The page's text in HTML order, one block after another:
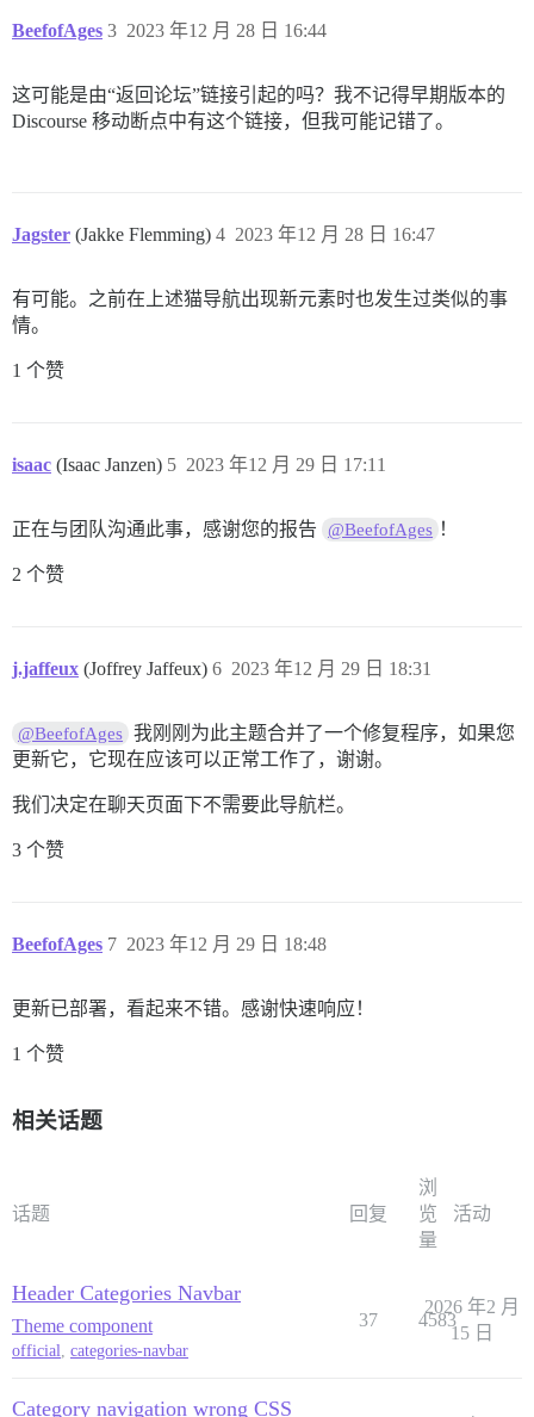
BeefofAges 2023 年12 月 28 日 16:44
3
这可能是由“返回论坛”链接引起的吗？我不记得早期版本的
Discourse 移动断点中有这个链接，但我可能记错了。
Jagster (Jakke Flemming) 2023 年12 月 28 日 16:47
4
有可能。之前在上述猫导航出现新元素时也发生过类似的事
情。
1 个赞
isaac (Isaac Janzen) 2023 年12 月 29 日 17:11
5
正在与团队沟通此事，感谢您的报告 @BeefofAges ！
2 个赞
j.jaffeux (Joffrey Jaffeux) 2023 年12 月 29 日 18:31
6
@BeefofAges 我刚刚为此主题合并了一个修复程序，如果您
更新它，它现在应该可以正常工作了，谢谢。
我们决定在聊天页面下不需要此导航栏。
3 个赞
BeefofAges 2023 年12 月 29 日 18:48
7
更新已部署，看起来不错。感谢快速响应！
1 个赞
相关话题
话题 回复
浏
览
量
活动
Header Categories Navbar
Theme component
official categories-navbar
37 4583
2026 年2 月
15 日
Category navigation wrong CSS